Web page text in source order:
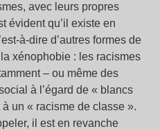
avec leurs propres
évident qu’il existe en
à-dire d’autres formes de
xénophobie : les racismes
– ou même des
à l’égard de « blancs
un « racisme de classe ».
il est en revanche